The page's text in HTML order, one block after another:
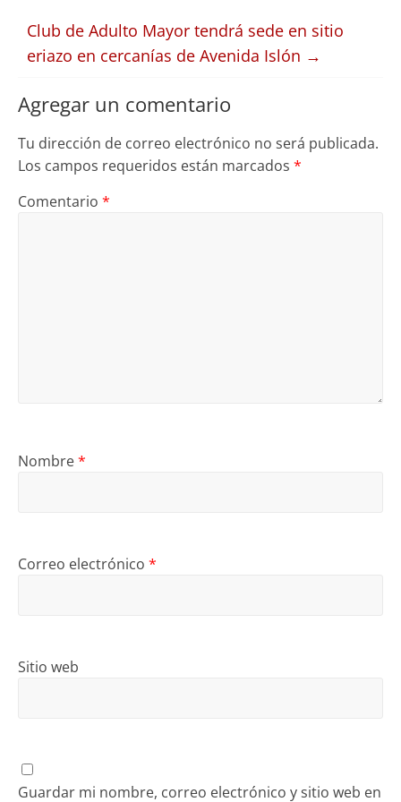
Club de Adulto Mayor tendrá sede en sitio
eriazo en cercanías de Avenida Islón →
Agregar un comentario
Tu dirección de correo electrónico no será publicada.
Los campos requeridos están marcados *
Comentario *
Nombre*
Correo electrónico *
Sitio web
Guardar mi nombre, correo electrónico y sitio web en